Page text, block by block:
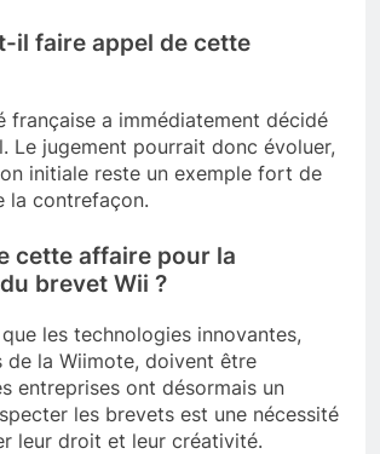
il faire appel de cette
française a immédiatement décidé
Le jugement pourrait donc évoluer,
initiale reste un exemple fort de
la contrefaçon.
cette affaire pour la
brevet Wii ?
les technologies innovantes,
de la Wiimote, doivent être
entreprises ont désormais un
les brevets est une nécessité
leur droit et leur créativité.